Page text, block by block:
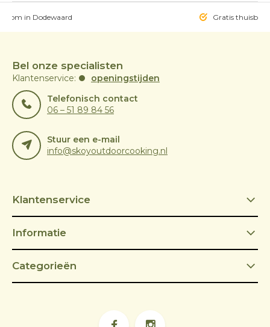
in Dodewaard Gratis
Bel onze specialisten
Klantenservice:
openingstijden
Telefonisch contact
06 – 51 89 84 56
Stuur een e-mail
info@skoyoutdoorcooking.nl
Klantenservice
Informatie
Categorieën